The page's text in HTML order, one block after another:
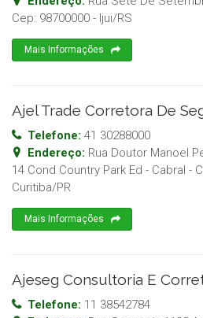
Cep: 98700000 - Ijui/RS
Mais Informações
Ajel Trade Corretora De
Telefone: 41 30288000
Endereço: Rua Doutor Manoel
14 Cond Country Park Ed - Cabral -
Curitiba/PR
Mais Informações
Ajeseg Consultoria E
Telefone: 11 38542784